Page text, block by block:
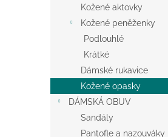
e
l
Kožené aktovky
Kožené peněženky
Podlouhlé
Krátké
Dámské rukavice
Kožené opasky
DÁMSKÁ OBUV
Sandály
Pantofle a nazouváky